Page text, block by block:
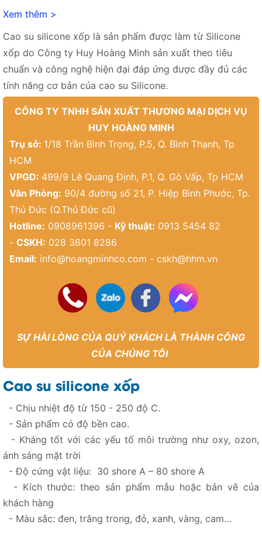
Xem thêm >
Cao su silicone xốp là sản phẩm được làm từ Silicone
xốp do Công ty Huy Hoàng Minh sản xuất theo tiêu
chuẩn và công nghệ hiện đại đáp ứng được đầy đủ các
tính năng cơ bản của cao su Silicone.
CÔNG TY TNHH SẢN XUẤT THƯƠNG MẠI DỊCH VỤ
HUY HOÀNG MINH
Trụ sở: 1/18 Trần Bình Trọng, P.5, Q. Bình Thạnh, Tp
HCM
VPGD: 499/9 Lê Quang Định, P.1, Q. Gò Vấp, Tp HCM
Văn Phòng: 90/4 đường số 21, P. Hiệp Bình Phước, Tp.
Thủ Đức (Q.Thủ Đức cũ)
Hotline: 0908961396 - Kỹ thuật: 0913 5454 82
- CSKH: 028 3601 8286
Email: info@hoangminhco.com - cskh@hhm.vn
SỰ HÀI LÒNG CỦA QUÝ KHÁCH LÀ THÀNH CÔNG
CỦA CHÚNG TÔI
Cao su silicone xốp
- Chịu nhiệt độ từ 150 - 250 độ C.
- Sản phẩm có độ bền cao.
- Kháng tốt với các yếu tố môi trường như oxy, ozon,
ánh sáng mặt trời
- Độ cứng vật liệu: 30 shore A – 80 shore A
- Kích thước: theo sản phẩm mẫu hoặc bản vẽ của
khách hàng
- Màu sắc: đen, trắng trong, đỏ, xanh, vàng, cam…